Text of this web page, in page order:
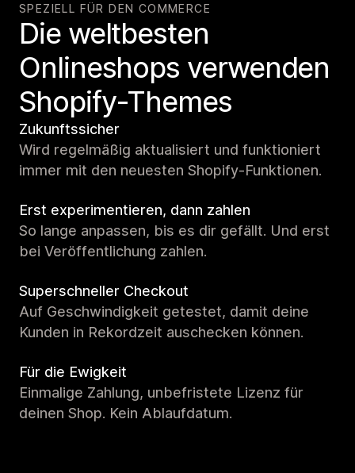
SPEZIELL FÜR DEN COMMERCE
Die weltbesten
Onlineshops verwenden
Shopify-Themes
Zukunftssicher
Wird regelmäßig aktualisiert und funktioniert
immer mit den neuesten Shopify-Funktionen.
Erst experimentieren, dann zahlen
So lange anpassen, bis es dir gefällt. Und erst
bei Veröffentlichung zahlen.
Superschneller Checkout
Auf Geschwindigkeit getestet, damit deine
Kunden in Rekordzeit auschecken können.
Für die Ewigkeit
Einmalige Zahlung, unbefristete Lizenz für
deinen Shop. Kein Ablaufdatum.